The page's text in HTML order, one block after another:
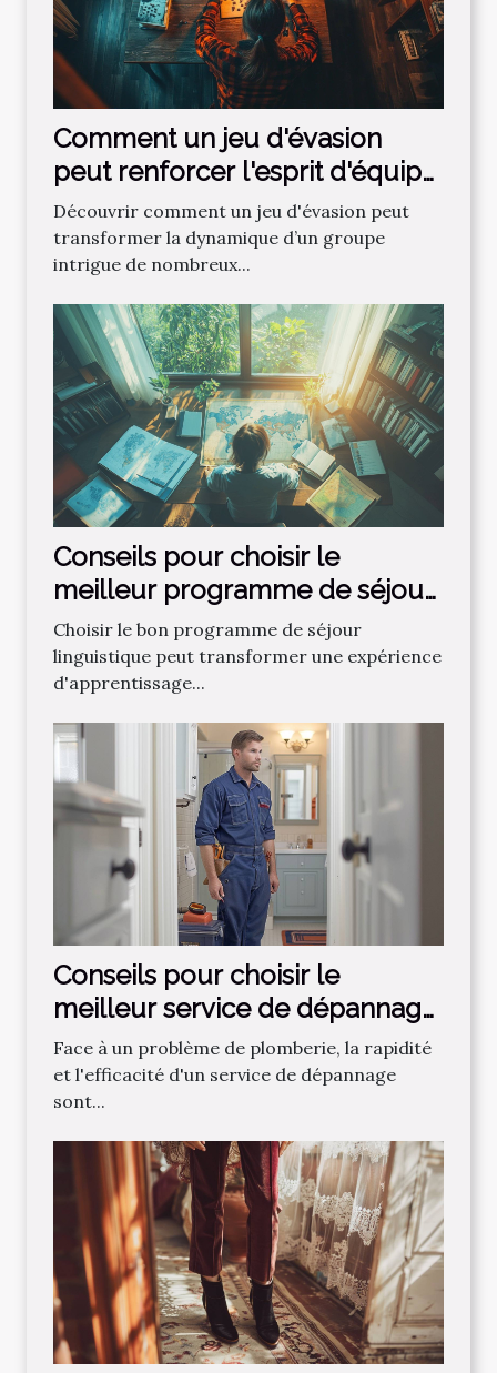
Comment un jeu d'évasion
peut renforcer l'esprit d'équipe
?
Découvrir comment un jeu d'évasion peut
transformer la dynamique d’un groupe
intrigue de nombreux...
Conseils pour choisir le
meilleur programme de séjour
linguistique
Choisir le bon programme de séjour
linguistique peut transformer une expérience
d'apprentissage...
Conseils pour choisir le
meilleur service de dépannage
plomberie
Face à un problème de plomberie, la rapidité
et l'efficacité d'un service de dépannage
sont...